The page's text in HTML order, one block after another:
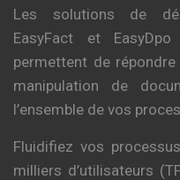
Les solutions de
EasyFact et
permettent de
manipulation de
l’ensemble de vos
Fluidifiez vos
milliers d’utilisateurs